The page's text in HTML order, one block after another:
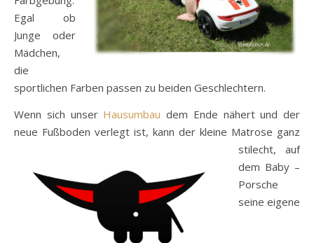
Egal ob
Junge oder
Mädchen,
die
sportlichen Farben passen zu beiden Geschlechtern.
Wenn sich unser Hausumbau dem Ende nähert und der
neue Fußboden verlegt ist, kann der kleine Matrose ganz
stilecht, auf
dem Baby –
Porsche
seine eigene